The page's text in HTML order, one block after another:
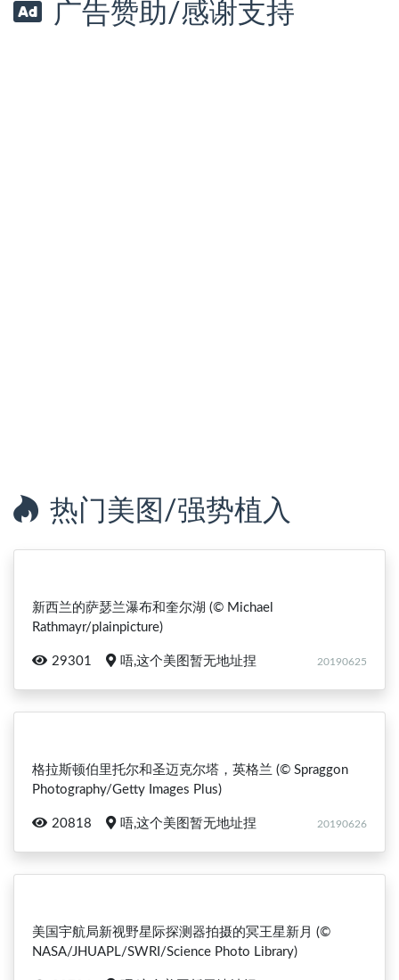
广告赞助/感谢支持
热门美图/强势植入
新西兰的萨瑟兰瀑布和奎尔湖 (© Michael
Rathmayr/plainpicture)
29301 唔,这个美图暂无地址捏 20190625
格拉斯顿伯里托尔和圣迈克尔塔，英格兰 (© Spraggon
Photography/Getty Images Plus)
20818 唔,这个美图暂无地址捏 20190626
美国宇航局新视野星际探测器拍摄的冥王星新月 (©
NASA/JHUAPL/SWRI/Science Photo Library)